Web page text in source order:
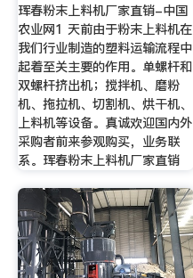
珲春粉末上料机厂家直销-中国
农业网1 天前由于粉末上料机在
我们行业制造的塑料运输流程中
起着至关主要的作用。单螺杆和
双螺杆挤出机；搅拌机、磨粉
机、拖拉机、切割机、烘干机、
上料机等设备。真诚欢迎国内外
采购者前来参观购买，业务联
系。珲春粉末上料机厂家直销